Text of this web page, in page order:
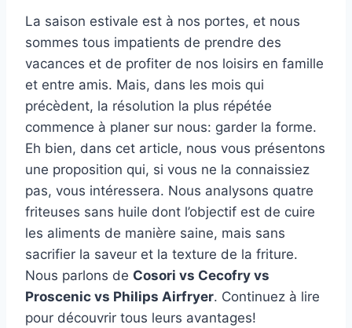
La saison estivale est à nos portes, et nous
sommes tous impatients de prendre des
vacances et de profiter de nos loisirs en famille
et entre amis. Mais, dans les mois qui
précèdent, la résolution la plus répétée
commence à planer sur nous: garder la forme.
Eh bien, dans cet article, nous vous présentons
une proposition qui, si vous ne la connaissiez
pas, vous intéressera. Nous analysons quatre
friteuses sans huile dont l’objectif est de cuire
les aliments de manière saine, mais sans
sacrifier la saveur et la texture de la friture.
Nous parlons de Cosori vs Cecofry vs
Proscenic vs Philips Airfryer. Continuez à lire
pour découvrir tous leurs avantages!